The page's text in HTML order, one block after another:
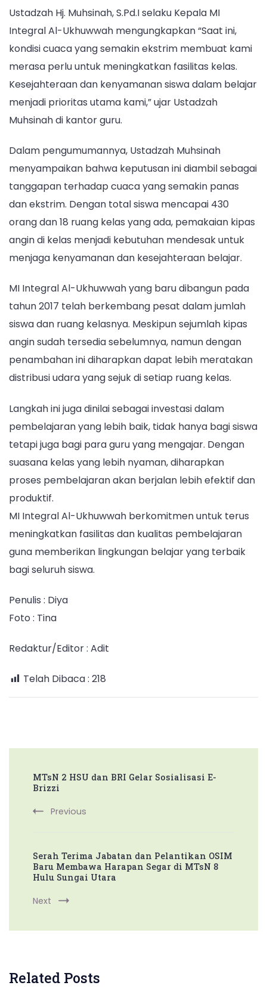
Ustadzah Hj. Muhsinah, S.Pd.I selaku Kepala MI
Integral Al-Ukhuwwah mengungkapkan “Saat ini,
kondisi cuaca yang semakin ekstrim membuat kami
merasa perlu untuk meningkatkan fasilitas kelas.
Kesejahteraan dan kenyamanan siswa dalam belajar
menjadi prioritas utama kami,” ujar Ustadzah
Muhsinah di kantor guru.
Dalam pengumumannya, Ustadzah Muhsinah
menyampaikan bahwa keputusan ini diambil sebagai
tanggapan terhadap cuaca yang semakin panas
dan ekstrim. Dengan total siswa mencapai 430
orang dan 18 ruang kelas yang ada, pemakaian kipas
angin di kelas menjadi kebutuhan mendesak untuk
menjaga kenyamanan dan kesejahteraan belajar.
MI Integral Al-Ukhuwwah yang baru dibangun pada
tahun 2017 telah berkembang pesat dalam jumlah
siswa dan ruang kelasnya. Meskipun sejumlah kipas
angin sudah tersedia sebelumnya, namun dengan
penambahan ini diharapkan dapat lebih meratakan
distribusi udara yang sejuk di setiap ruang kelas.
Langkah ini juga dinilai sebagai investasi dalam
pembelajaran yang lebih baik, tidak hanya bagi siswa
tetapi juga bagi para guru yang mengajar. Dengan
suasana kelas yang lebih nyaman, diharapkan
proses pembelajaran akan berjalan lebih efektif dan
produktif.
MI Integral Al-Ukhuwwah berkomitmen untuk terus
meningkatkan fasilitas dan kualitas pembelajaran
guna memberikan lingkungan belajar yang terbaik
bagi seluruh siswa.
Penulis : Diya
Foto : Tina
Redaktur/Editor : Adit
Telah Dibaca : 218
Navigation
MTsN 2 HSU dan BRI Gelar Sosialisasi E-
Brizzi
Previous
Serah Terima Jabatan dan Pelantikan OSIM
Baru Membawa Harapan Segar di MTsN 8
Hulu Sungai Utara
Next
Related Posts